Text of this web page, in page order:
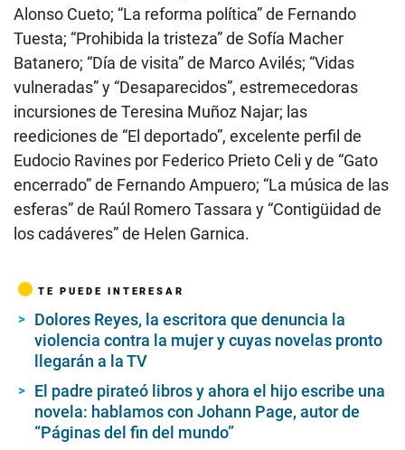
Alonso Cueto; “La reforma política” de Fernando
Tuesta; “Prohibida la tristeza” de Sofía Macher
Batanero; “Día de visita” de Marco Avilés; “Vidas
vulneradas” y “Desaparecidos”, estremecedoras
incursiones de Teresina Muñoz Najar; las
reediciones de “El deportado”, excelente perfil de
Eudocio Ravines por Federico Prieto Celi y de “Gato
encerrado” de Fernando Ampuero; “La música de las
esferas” de Raúl Romero Tassara y “Contigüidad de
los cadáveres” de Helen Garnica.
TE PUEDE INTERESAR
Dolores Reyes, la escritora que denuncia la
violencia contra la mujer y cuyas novelas pronto
llegarán a la TV
El padre pirateó libros y ahora el hijo escribe una
novela: hablamos con Johann Page, autor de
“Páginas del fin del mundo”